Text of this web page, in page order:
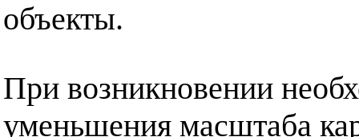
объекты.
При возникновении
уменьшения масштаба